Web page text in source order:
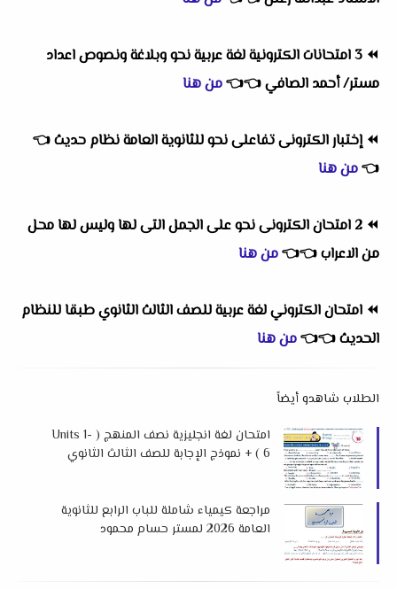
⏪
3 امتحانات الكترونية لغة عربية نحو وبلاغة ونصوص اعداد
مستر/ أحمد الصافي👈
👈من هنا
⏪إختبار الكترونى تفاعلى نحو للثانوية العامة نظام حديث👈
👈من هنا
⏪
2 امتحان الكترونى نحو على الجمل التى لها وليس لها محل
من الاعراب👈
👈من هنا
⏪ امتحان الكتروني لغة عربية للصف الثالث الثانوي طبقا للنظام
الحديث👈
👈من هنا
الطلاب شاهدو أيضاً
امتحان لغة انجليزية نصف المنهج ( Units 1-
6 ) + نموذج الإجابة للصف الثالث الثانوي
مراجعة كيمياء شاملة للباب الرابع للثانوية
العامة 2026 لمستر حسام محمود